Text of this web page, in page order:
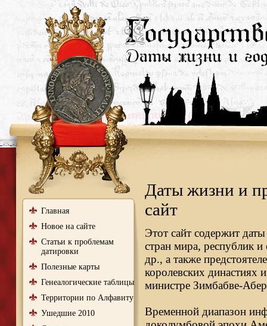
Главная
Новое на сайте
Статьи к проблемам
датировки
Полезные карты
Генеалогические таблицы
Территории по Алфавиту
Ушедшие 2010
Даты жизни и
сайт
Этот сайт содержит
стран мира, республик и
др., а также
королевских династиях
министре Зимбабве-
Временной диапазон